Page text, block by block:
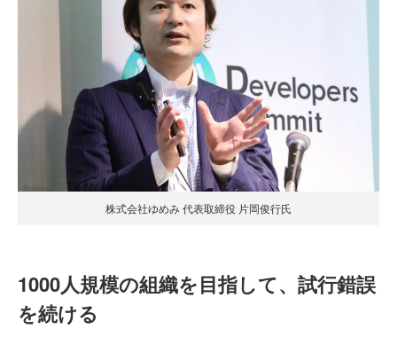
株式会社ゆめみ 代表取締役 片岡俊行氏
1000人規模の組織を目指して、試行錯誤
を続ける